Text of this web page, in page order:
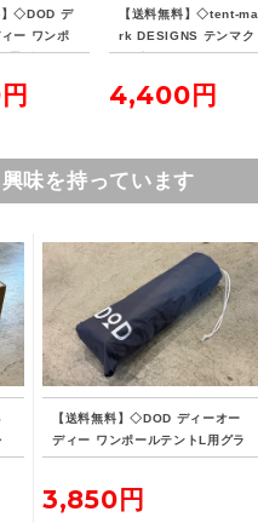
】◇DOD デ
ー ワンポ
用グランド
【送料無料】◇tent-ma
rk DESIGNS テンマク
デザイン サーカスイン
4,400円
味を持っています
【送料無料】◇DOD ディーオー
ディー ワンポールテントL用グラ
ンドシート
3,850円